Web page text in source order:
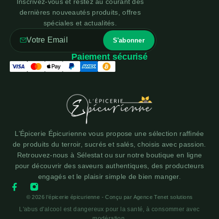
L’Épicerie Épicurienne vous propose une sélection raffinée
de produits du terroir, sucrés et salés, choisis avec passion.
Retrouvez-nous à Sélestat ou sur notre boutique en ligne
pour découvrir des saveurs authentiques, des producteurs
engagés et le plaisir simple de bien manger.
© 2026 l'épicerie épicurienne - Conçu par Agence Tenet solutions
L'abus d'alcool est dangereux pour la santé, à consommer avec
dernières nouveautés produits, offres
spéciales et actualités.
Paiement sécurisé